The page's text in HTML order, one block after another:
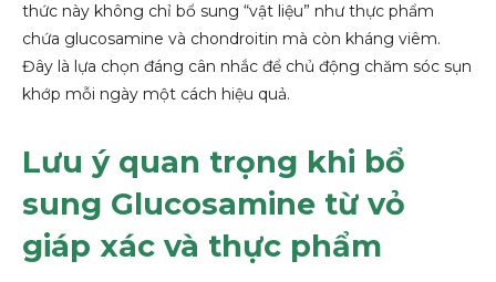
thức này không chỉ bổ sung “vật liệu” như thực phẩm
chứa glucosamine và chondroitin mà còn kháng viêm.
Đây là lựa chọn đáng cân nhắc để chủ động chăm sóc sụn
khớp mỗi ngày một cách hiệu quả.
Lưu ý quan trọng khi bổ
sung Glucosamine từ vỏ
giáp xác và thực phẩm